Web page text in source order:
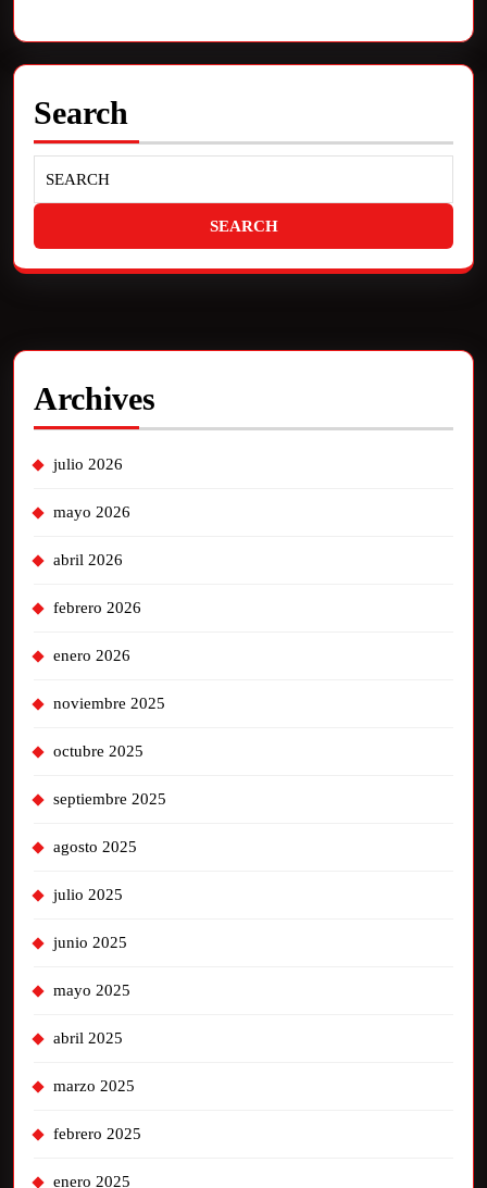
Search
Archives
julio 2026
mayo 2026
abril 2026
febrero 2026
enero 2026
noviembre 2025
octubre 2025
septiembre 2025
agosto 2025
julio 2025
junio 2025
mayo 2025
abril 2025
marzo 2025
febrero 2025
enero 2025